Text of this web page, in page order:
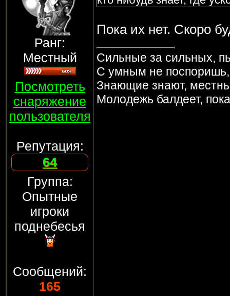
Ранг:
Местный
Посмотреть
снаряжение
пользователя
Репутация:
64
Группа:
Опытные
игроки
поднебесья
Сообщений:
165
Пока их нет. Скоро
Сильные за сильных,
С умным не поспоришь,
Знающие знают,
Молодежь балдеет,